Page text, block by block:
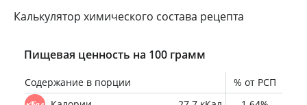
Калькулятор химического состава рецепта
Пищевая ценность на 100 грамм
Содержание в порции
% от РСП